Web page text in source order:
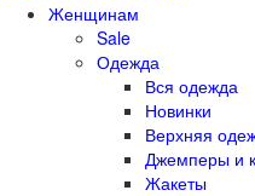
Женщинам
Sale
Одежда
Вся одежда
Новинки
Верхняя
Джемперы и
Жакеты